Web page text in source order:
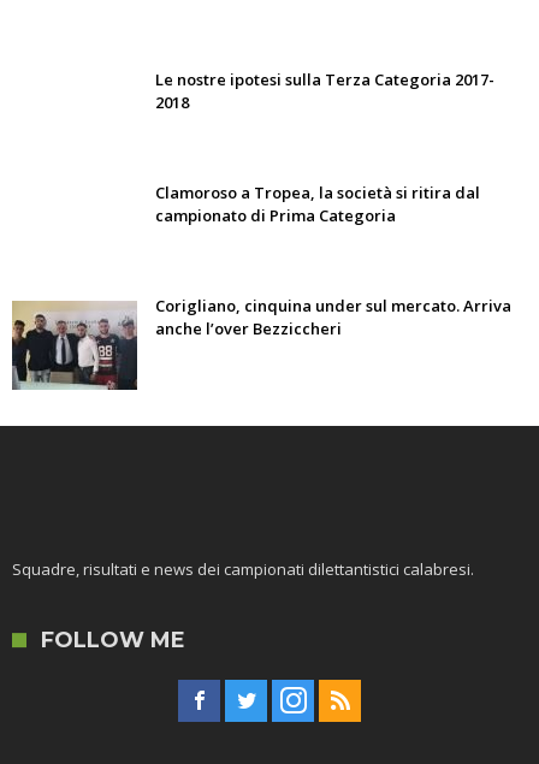
Le nostre ipotesi sulla Terza Categoria 2017-
2018
Clamoroso a Tropea, la società si ritira dal
campionato di Prima Categoria
Corigliano, cinquina under sul mercato. Arriva
anche l’over Bezziccheri
Squadre, risultati e news dei campionati dilettantistici calabresi.
FOLLOW ME